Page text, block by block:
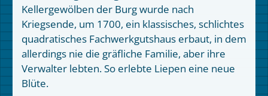
Kellergewölben der Burg wurde nach
Kriegsende, um 1700, ein klassisches, schlichtes
quadratisches Fachwerkgutshaus erbaut, in dem
allerdings nie die gräfliche Familie, aber ihre
Verwalter lebten. So erlebte Liepen eine neue
Blüte.